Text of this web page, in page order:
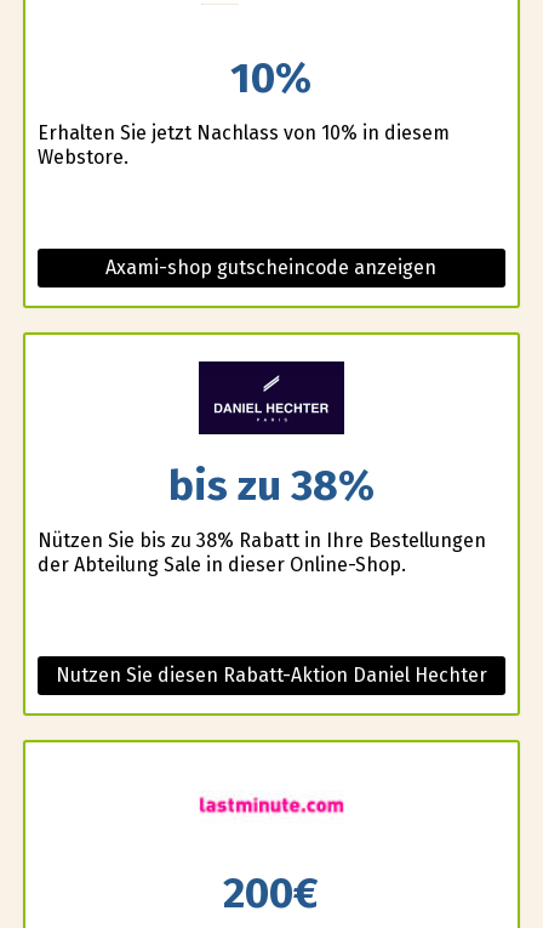
10%
Erhalten Sie jetzt Nachlass von 10% in diesem
Webstore.
Axami-shop gutscheincode anzeigen
bis zu 38%
Nützen Sie bis zu 38% Rabatt in Ihre Bestellungen
der Abteilung Sale in dieser Online-Shop.
Nutzen Sie diesen Rabatt-Aktion Daniel Hechter
200€